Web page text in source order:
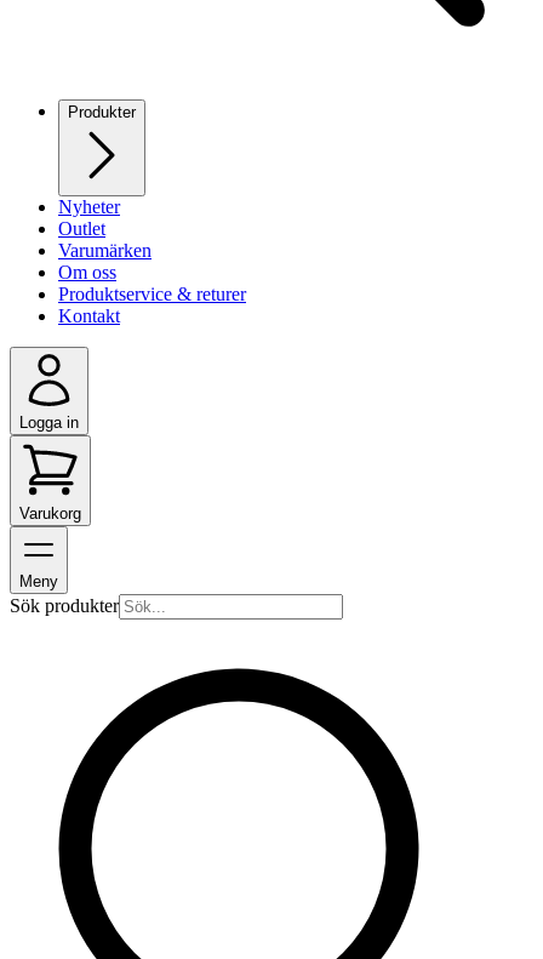
Produkter
Nyheter
Outlet
Varumärken
Om oss
Produktservice & returer
Kontakt
Logga in
Varukorg
Meny
Sök produkter